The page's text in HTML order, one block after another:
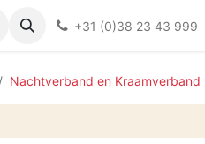
nacht- en
+31 (0)38 23 43 999
Nachtverband en Kraamverband